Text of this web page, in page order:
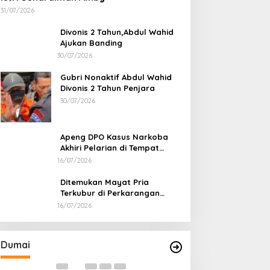
31/07/2026
Divonis 2 Tahun,Abdul Wahid
Ajukan Banding
30/07/2026
Gubri Nonaktif Abdul Wahid
Divonis 2 Tahun Penjara
30/07/2026
Apeng DPO Kasus Narkoba
Akhiri Pelarian di Tempat
Persembunyiannya di Kampar
16/07/2026
Ditemukan Mayat Pria
Terkubur di Perkarangan
Rumah
16/07/2026
Dumai
Empat Kepala Daerah Temui
Kemendikdasmen
Di Dumai
Nota